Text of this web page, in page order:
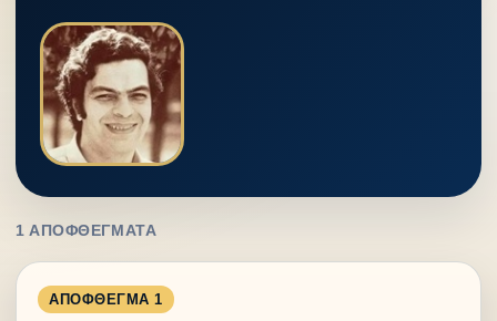
1 ΑΠΟΦΘΈΓΜΑΤΑ
ΑΠΌΦΘΕΓΜΑ 1